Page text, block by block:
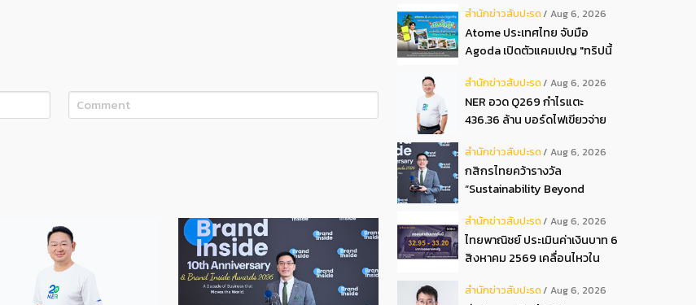
สํานักข่าวสับปะรด Aug 6, 2026
Atome ประเทศไทย จับมือ
Agoda เปิดตัวแคมเปญ "ทริปนี้
โรงแรมหรู พร้อมผ่อน 0 ได้ 3
งวด**
สํานักข่าวสับปะรด Aug 6, 2026
NER อวด Q269 กำไรแตะ
436.36 ล้าน บอร์ดไฟเขียวจ่าย
อัตรา 0.05 บ.หุ้น
สํานักข่าวสับปะรด Aug 6, 2026
กสิกรไทยคว้ารางวัล
“Sustainability Beyond
สํานักข่าวสับปะรด Aug 6, 2026
ไทยพาณิชย์ ประเมินค่าเงินบาท 6
สิงหาคม 2569 เคลื่อนไหวใน
ดอลลาร์
สํานักข่าวสับปะรด Aug 6, 2026